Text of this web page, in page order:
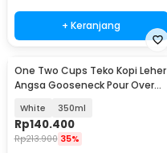
+ Keranjang
One Two Cups Teko Kopi Leher
Angsa Gooseneck Pour Over
White 350ml
Rp140.400
Rp213.900 35%